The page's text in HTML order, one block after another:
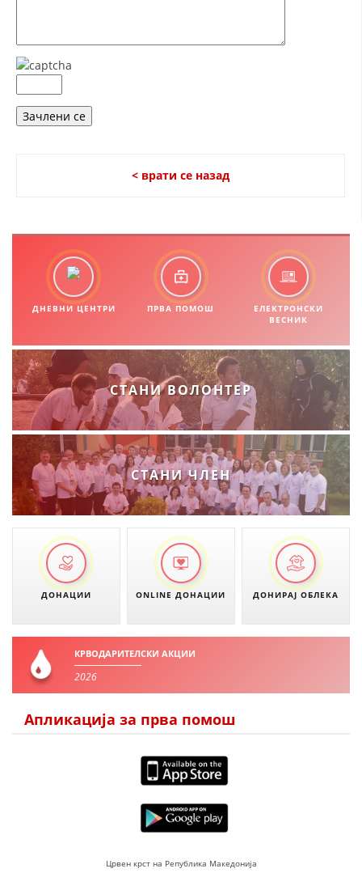
ПРЕЗЕНТАЦИИ
< врати се назад
ДНЕВНИ ЦЕНТРИ ПРВА ПОМОШ
ЕЛЕКТРОНСКИ
ВЕСНИК
СТАНИ ВОЛОНТЕР
СТАНИ ЧЛЕН
ДОНАЦИИ ONLINE ДОНАЦИИ ДОНИРАЈ ОБЛЕКА
КРВОДАРИТЕЛСКИ АКЦИИ
2026
Апликација за прва помош
Црвен крст на Република Македонија